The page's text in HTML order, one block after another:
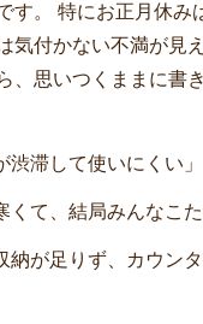
す。 特にお正月休み
気付かない不満が見
、思いつくままに書
渋滞して使いにくい」
くて、結局みんなこ
納が足りず、カウン